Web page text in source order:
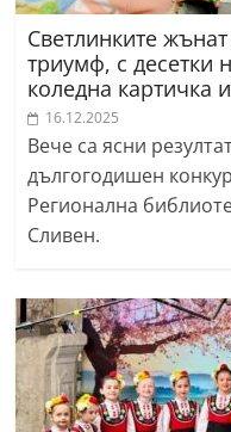
Светлинките
триумф, с десетки
коледна картичка
16.12.2025
Вече са ясни
дългогодишен
Регионална
Сливен.